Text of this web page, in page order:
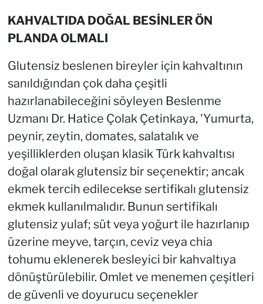
KAHVALTIDA DOĞAL BESİNLER ÖN
PLANDA OLMALI
Glutensiz beslenen bireyler için kahvaltının
sanıldığından çok daha çeşitli
hazırlanabileceğini söyleyen Beslenme
Uzmanı Dr. Hatice Çolak Çetinkaya, 'Yumurta,
peynir, zeytin, domates, salatalık ve
yeşilliklerden oluşan klasik Türk kahvaltısı
doğal olarak glutensiz bir seçenektir; ancak
ekmek tercih edilecekse sertifikalı glutensiz
ekmek kullanılmalıdır. Bunun sertifikalı
glutensiz yulaf; süt veya yoğurt ile hazırlanıp
üzerine meyve, tarçın, ceviz veya chia
tohumu eklenerek besleyici bir kahvaltıya
dönüştürülebilir. Omlet ve menemen çeşitleri
de güvenli ve doyurucu seçenekler